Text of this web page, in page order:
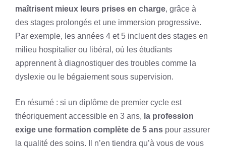
maîtrisent mieux leurs prises en charge, grâce à
des stages prolongés et une immersion progressive.
Par exemple, les années 4 et 5 incluent des stages en
milieu hospitalier ou libéral, où les étudiants
apprennent à diagnostiquer des troubles comme la
dyslexie ou le bégaiement sous supervision.
En résumé : si un diplôme de premier cycle est
théoriquement accessible en 3 ans, la profession
exige une formation complète de 5 ans pour assurer
la qualité des soins. Il n’en tiendra qu’à vous de vous